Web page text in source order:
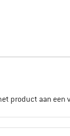
product aan een